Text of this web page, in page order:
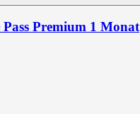
Premium 1 Monat